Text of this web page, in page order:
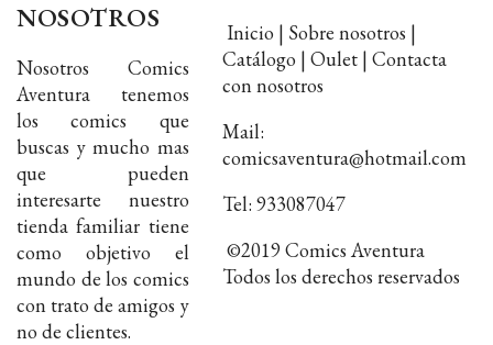
NOSOTROS
Nosotros Comics
Aventura tenemos
los comics que
buscas y mucho mas
que pueden
interesarte nuestro
tienda familiar tiene
como objetivo el
mundo de los comics
con trato de amigos y
no de clientes.
Inicio | Sobre nosotros |
Catálogo | Oulet | Contacta
con nosotros
Mail:
comicsaventura@hotmail.com
Tel: 933087047
©2019 Comics Aventura
Todos los derechos reservados